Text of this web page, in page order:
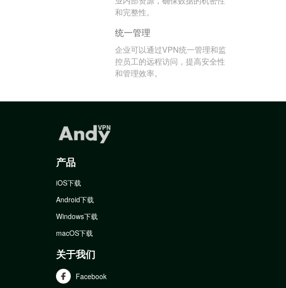
和完整性。
统一管理
企业可以通过VPN统一管理和监
控员工的远程访问，提高安全性
和管理效率。
产品
iOS下载
Android下载
Windows下载
macOS下载
关于我们
Facebook